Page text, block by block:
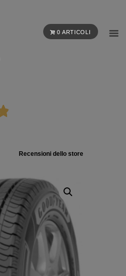
0 ARTICOLI
Recensioni dello store